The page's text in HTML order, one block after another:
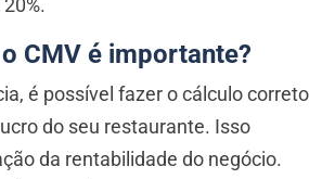
CMV é importante?
é possível fazer o cálculo correto
do seu restaurante. Isso
da rentabilidade do negócio.